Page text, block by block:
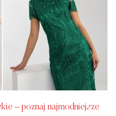
– poznaj najmodniejsze